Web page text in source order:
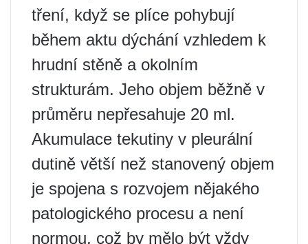
tření, když se plíce pohybují
během aktu dýchání vzhledem k
hrudní stěně a okolním
strukturám. Jeho objem běžně v
průměru nepřesahuje 20 ml.
Akumulace tekutiny v pleurální
dutině větší než stanovený objem
je spojena s rozvojem nějakého
patologického procesu a není
normou, což by mělo být vždy